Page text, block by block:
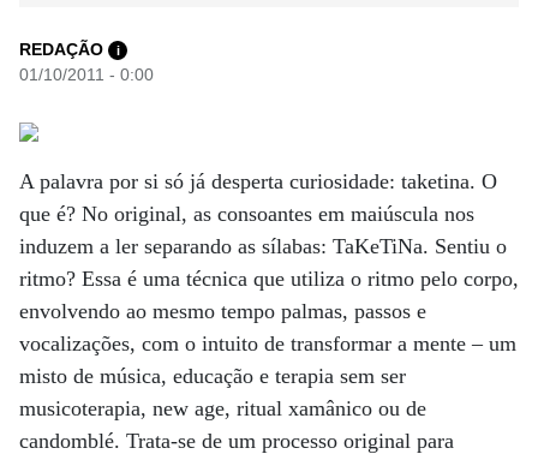
REDAÇÃO i
01/10/2011 - 0:00
A palavra por si só já desperta curiosidade: taketina. O
que é? No original, as consoantes em maiúscula nos
induzem a ler separando as sílabas: TaKeTiNa. Sentiu o
ritmo? Essa é uma técnica que utiliza o ritmo pelo corpo,
envolvendo ao mesmo tempo palmas, passos e
vocalizações, com o intuito de transformar a mente – um
misto de música, educação e terapia sem ser
musicoterapia, new age, ritual xamânico ou de
candomblé. Trata-se de um processo original para